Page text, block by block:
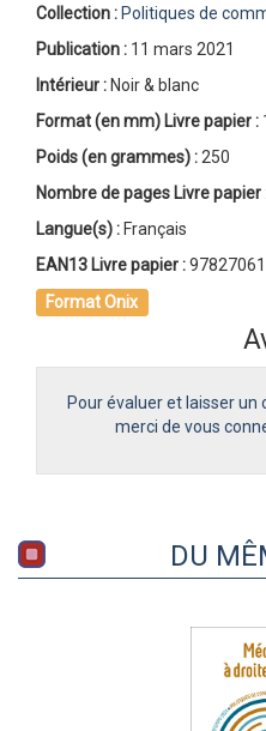
Collection : Politiques de
Publication : 11 mars 2021
Intérieur : Noir & blanc
Format (en mm) Livre papier :
Poids (en grammes) :250
Nombre de pages Livre papier
Langue(s) : Français
EAN13 Livre papier :
Format Onix
Pour évaluer et laisser
merci de vous
DU